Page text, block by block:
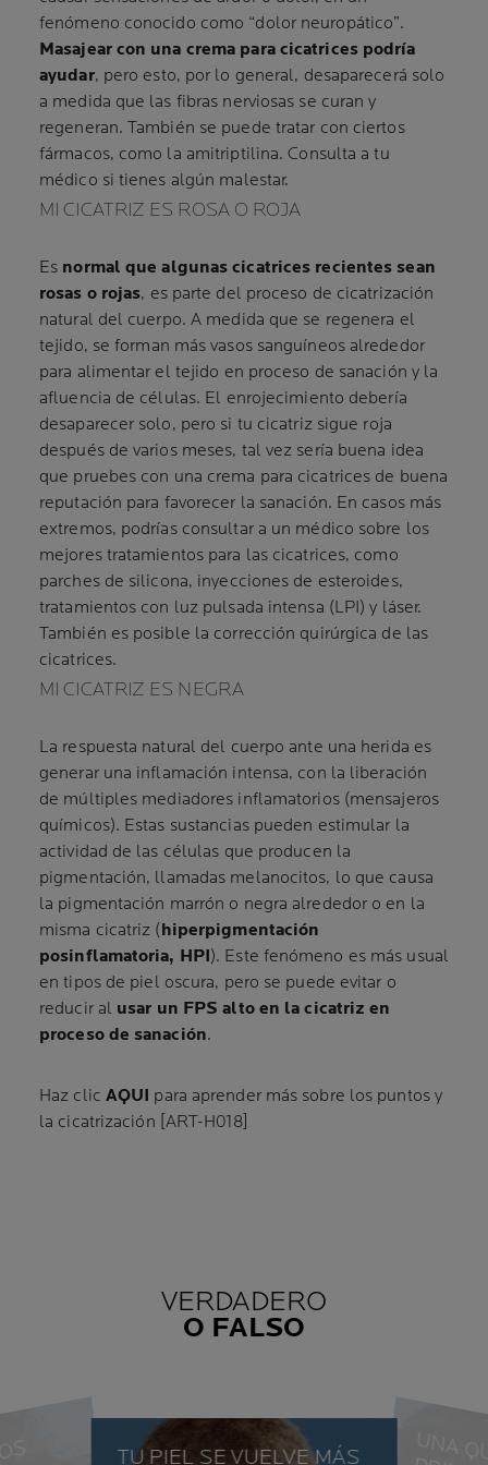
fenómeno conocido como “dolor neuropático”.
Masajear con una crema para cicatrices podría
ayudar, pero esto, por lo general, desaparecerá solo
a medida que las fibras nerviosas se curan y
regeneran. También se puede tratar con ciertos
fármacos, como la amitriptilina. Consulta a tu
médico si tienes algún malestar.
MI CICATRIZ ES ROSA O ROJA
Es normal que algunas cicatrices recientes sean
rosas o rojas, es parte del proceso de cicatrización
natural del cuerpo. A medida que se regenera el
tejido, se forman más vasos sanguíneos alrededor
para alimentar el tejido en proceso de sanación y la
afluencia de células. El enrojecimiento debería
desaparecer solo, pero si tu cicatriz sigue roja
después de varios meses, tal vez sería buena idea
que pruebes con una crema para cicatrices de buena
reputación para favorecer la sanación. En casos más
extremos, podrías consultar a un médico sobre los
mejores tratamientos para las cicatrices, como
parches de silicona, inyecciones de esteroides,
tratamientos con luz pulsada intensa (LPI) y láser.
También es posible la corrección quirúrgica de las
cicatrices.
MI CICATRIZ ES NEGRA
La respuesta natural del cuerpo ante una herida es
generar una inflamación intensa, con la liberación
de múltiples mediadores inflamatorios (mensajeros
químicos). Estas sustancias pueden estimular la
actividad de las células que producen la
pigmentación, llamadas melanocitos, lo que causa
la pigmentación marrón o negra alrededor o en la
misma cicatriz (hiperpigmentación
posinflamatoria, HPI). Este fenómeno es más usual
en tipos de piel oscura, pero se puede evitar o
reducir al usar un FPS alto en la cicatriz en
proceso de sanación.
Haz clic AQUI para aprender más sobre los puntos y
la cicatrización [ART-H018]
VERDADERO
O FALSO
TU PIEL SE VUELVE MÁS